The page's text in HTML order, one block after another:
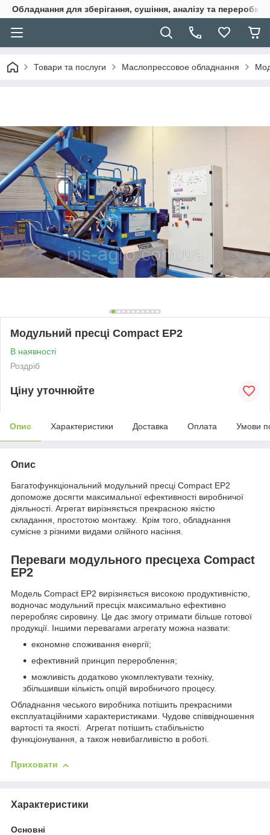
Обладнання для зберігання, сушіння, аналізу та переробки
Товари та послуги Маслопрессовое обладнання
Модульний пресці Compact EP2
В наявності
Роздріб
Ціну уточнюйте
Опис Характеристики Доставка Оплата Умови
Опис
Багатофункціональний модульний пресці Compact EP2
допоможе досягти максимальної ефективності виробничої
діяльності. Агрегат вирізняється прекрасною якістю
складання, простотою монтажу. Крім того, обладнання
сумісне з різними видами олійного насіння.
Переваги модульного пресцеха Compact
EP2
Модель Compact EP2 вирізняється високою продуктивністю,
водночас модульний пресціх максимально ефективно
переробляє сировину. Це дає змогу отримати більше готової
продукції. Іншими перевагами агрегату можна назвати:
економне споживання енергії;
ефективний принцип перероблення;
можливість додатково укомплектувати техніку,
збільшивши кількість опцій виробничого процесу.
Обладнання чеського виробника потішить прекрасними
експлуатаційними характеристиками. Чудове співвідношення
вартості та якості. Агрегат потішить стабільністю
функціонування, а також невибагливістю в роботі.
Приховати
Характеристики
Основні